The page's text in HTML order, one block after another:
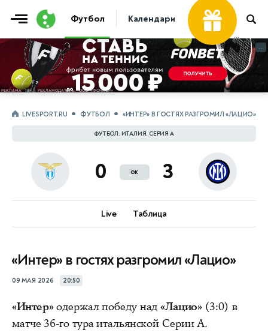
Футбол Календари Таблицы Матчи
...
...
LIVESPORT.RU ФУТБОЛ «ИНТЕР» В ГОСТЯХ РАЗГРОМИЛ «ЛАЦИО»
ФУТБОЛ. ИТАЛИЯ. СЕРИЯ А
0 ок 3
Live Таблица
«Интер» в гостях разгромил «Лацио»
09 МАЯ 2026 20:50
«Интер»одержал победу над«Лацио»(3:0) в
матче 36-го тура итальянской Серии А.